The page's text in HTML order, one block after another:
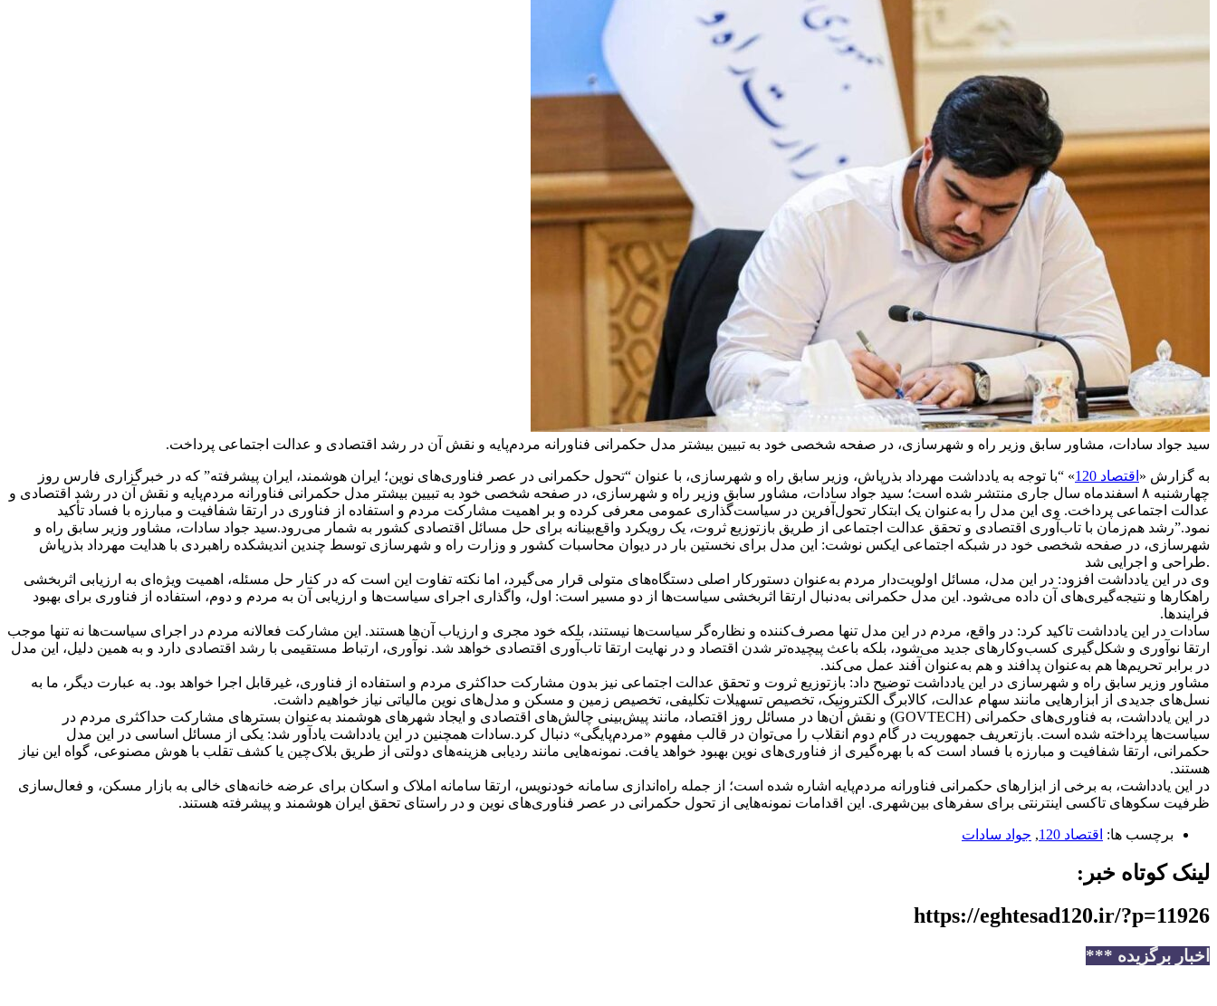
سید جواد سادات، مشاور سابق وزیر راه و شهرسازی، در صفحه شخصی خود به تبیین بیشتر مدل حکمرانی فناورانه مردم‌پایه و نقش آن در رشد اقتصادی و عدالت اجتماعی پرداخت.
به گزارش « اقتصاد 120
» “با توجه به یادداشت مهرداد بذرپاش، وزیر سابق راه و شهرسازی، با عنوان “تحول حکمرانی در عصر فناوری‌های نوین؛ ایران هوشمند، ایران پیشرفته” که در خبرگزاری فارس روز
چهارشنبه ۸ اسفندماه سال جاری منتشر شده است؛ سید جواد سادات، مشاور سابق وزیر راه و شهرسازی، در صفحه شخصی خود به تبیین بیشتر مدل حکمرانی فناورانه مردم‌پایه و نقش آن در رشد اقتصادی و
عدالت اجتماعی پرداخت. وی این مدل را به‌عنوان یک ابتکار تحول‌آفرین در سیاست‌گذاری عمومی معرفی کرده و بر اهمیت مشارکت مردم و استفاده از فناوری در ارتقا شفافیت و مبارزه با فساد تأکید
نمود.”رشد هم‌زمان با تاب‌آوری اقتصادی و تحقق عدالت اجتماعی از طریق بازتوزیع ثروت، یک رویکرد واقع‌بینانه برای حل مسائل اقتصادی کشور به شمار می‌رود.سید جواد سادات، مشاور وزیر سابق راه و
شهرسازی، در صفحه شخصی خود در شبکه اجتماعی ایکس نوشت: این مدل برای نخستین بار در دیوان محاسبات کشور و وزارت راه و شهرسازی توسط چندین اندیشکده راهبردی با هدایت ‪مهرداد بذرپاش
طراحی و اجرایی شد.
وی در این یادداشت افزود: در این مدل، مسائل اولویت‌دار مردم به‌عنوان دستورکار اصلی دستگاه‌های متولی قرار می‌گیرد، اما نکته تفاوت این است که در کنار حل مسئله، اهمیت ویژه‌ای به ارزیابی اثربخشی
راهکارها و نتیجه‌گیری‌های آن داده می‌شود. این مدل حکمرانی به‌دنبال ارتقا اثربخشی سیاست‌ها از دو مسیر است: اول، واگذاری اجرای سیاست‌ها و ارزیابی آن به مردم و دوم، استفاده از فناوری برای بهبود
فرایندها.
سادات در این یادداشت تاکید کرد: در واقع، مردم در این مدل تنها مصرف‌کننده و نظاره‌گر سیاست‌ها نیستند، بلکه خود مجری و ارزیاب آن‌ها هستند. این مشارکت فعالانه مردم در اجرای سیاست‌ها نه تنها موجب
ارتقا نوآوری و شکل‌گیری کسب‌وکارهای جدید می‌شود، بلکه باعث پیچیده‌تر شدن اقتصاد و در نهایت ارتقا تاب‌آوری اقتصادی خواهد شد. نوآوری، ارتباط مستقیمی با رشد اقتصادی دارد و به همین دلیل، این مدل
در برابر تحریم‌ها هم به‌عنوان پدافند و هم به‌عنوان آفند عمل می‌کند.
مشاور وزیر سابق راه و شهرسازی در این یادداشت توضیح داد: بازتوزیع ثروت و تحقق عدالت اجتماعی نیز بدون مشارکت حداکثری مردم و استفاده از فناوری، غیرقابل اجرا خواهد بود. به عبارت دیگر، ما به
نسل‌های جدیدی از ابزارهایی مانند سهام عدالت، کالابرگ الکترونیک، تخصیص تسهیلات تکلیفی، تخصیص زمین و مسکن و مدل‌های نوین مالیاتی نیاز خواهیم داشت.
در این یادداشت، به فناوری‌های حکمرانی (GOVTECH) و نقش آن‌ها در مسائل روز اقتصاد، مانند پیش‌بینی چالش‌های اقتصادی و ایجاد شهرهای هوشمند به‌عنوان بسترهای مشارکت حداکثری مردم در
سیاست‌ها پرداخته شده است. بازتعریف جمهوریت در گام دوم انقلاب را می‌توان در قالب مفهوم «مردم‌پایگی» دنبال کرد.سادات همچنین در این یادداشت یادآور شد: یکی از مسائل اساسی در این مدل
حکمرانی، ارتقا شفافیت و مبارزه با فساد است که با بهره‌گیری از فناوری‌های نوین بهبود خواهد یافت. نمونه‌هایی مانند ردیابی هزینه‌های دولتی از طریق بلاک‌چین یا کشف تقلب با هوش مصنوعی، گواه این نیاز
هستند.
در این یادداشت، به برخی از ابزارهای حکمرانی فناورانه مردم‌پایه اشاره شده است؛ از جمله راه‌اندازی سامانه خودنویس، ارتقا سامانه املاک و اسکان برای عرضه خانه‌های خالی به بازار مسکن، و فعال‌سازی
ظرفیت سکوهای تاکسی اینترنتی برای سفرهای بین‌شهری. این اقدامات نمونه‌هایی از تحول حکمرانی در عصر فناوری‌های نوین و در راستای تحقق ایران هوشمند و پیشرفته هستند.
برچسب ها: اقتصاد 120 , جواد سادات
لینک کوتاه خبر:
https://eghtesad120.ir/?p=11926
اخبار برگزیده ***